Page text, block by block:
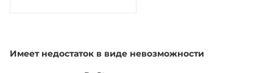
Имеет недостаток в виде невозможности